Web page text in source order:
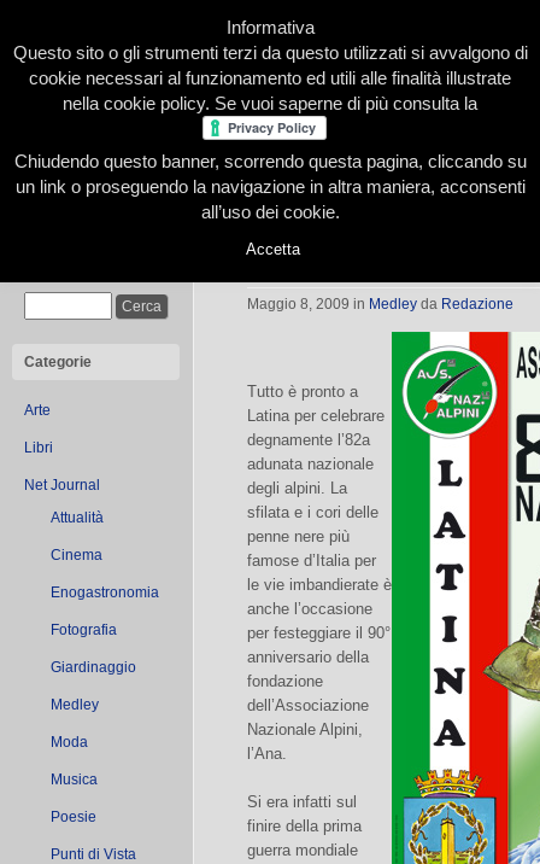
Home Presentazione Redazione Le nostre firme
Categorie
Arte
Libri
Net Journal
Attualità
Cinema
Enogastronomia
Fotografia
Giardinaggio
Medley
Moda
Musica
Poesie
Punti di Vista
Latina: gli alpini a raccolta
Maggio 8, 2009 in Medley da Redazione
Tutto è pronto a
Latina per celebrare
degnamente l’82a
adunata nazionale
degli alpini. La
sfilata e i cori delle
penne nere più
famose d’Italia per
le vie imbandierate è
anche l’occasione
per festeggiare il 90°
anniversario della
fondazione
dell’Associazione
Nazionale Alpini,
l’Ana.
Si era infatti sul
finire della prima
guerra mondiale
Informativa
Questo sito o gli strumenti terzi da questo utilizzati si avvalgono di
cookie necessari al funzionamento ed utili alle finalità illustrate
nella cookie policy. Se vuoi saperne di più consulta la
Chiudendo questo banner, scorrendo questa pagina, cliccando su
un link o proseguendo la navigazione in altra maniera, acconsenti
all’uso dei cookie.
Accetta